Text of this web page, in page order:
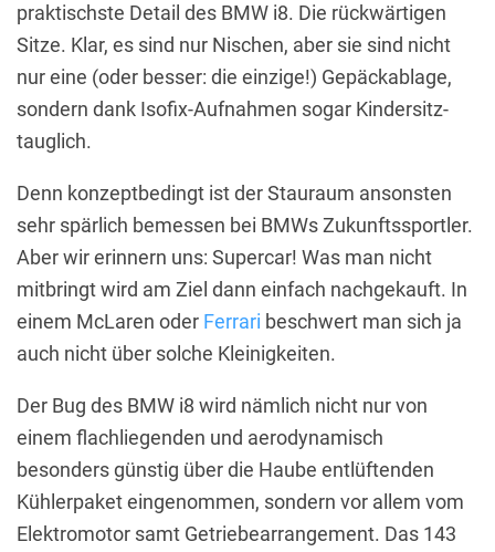
praktischste Detail des BMW i8. Die rückwärtigen
Sitze. Klar, es sind nur Nischen, aber sie sind nicht
nur eine (oder besser: die einzige!) Gepäckablage,
sondern dank Isofix-Aufnahmen sogar Kindersitz-
tauglich.
Denn konzeptbedingt ist der Stauraum ansonsten
sehr spärlich bemessen bei BMWs Zukunftssportler.
Aber wir erinnern uns: Supercar! Was man nicht
mitbringt wird am Ziel dann einfach nachgekauft. In
einem McLaren oder Ferrari beschwert man sich ja
auch nicht über solche Kleinigkeiten.
Der Bug des BMW i8 wird nämlich nicht nur von
einem flachliegenden und aerodynamisch
besonders günstig über die Haube entlüftenden
Kühlerpaket eingenommen, sondern vor allem vom
Elektromotor samt Getriebearrangement. Das 143